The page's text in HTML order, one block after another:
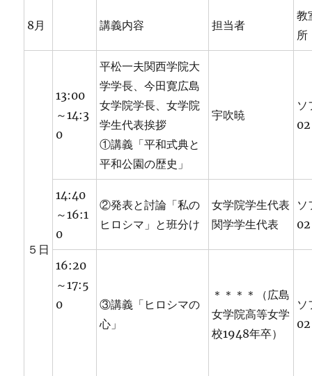
8月 講義内容 担当者
教
所
５日
13:00
～14:3
0
平松一夫関西学院大
学学長、今田寛広島
女学院学長、女学院
学生代表挨拶
①講義「平和式典と
平和公園の歴史」
宇吹暁
ソ
02
14:40
～16:1
0
②発表と討論「私の
ヒロシマ」と班分け
女学院学生代表
関学学生代表
ソ
02
16:20
～17:5
0
③講義「ヒロシマの
心」
＊＊＊＊（広島
女学院高等女学
校1948年卒）
ソ
02